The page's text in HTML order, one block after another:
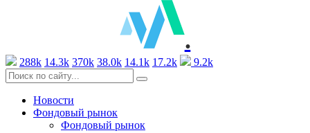
.
288k 14.3k 370k 38.0k 14.1k 17.2k 9.2k
Новости
Фондовый рынок
Фондовый рынок